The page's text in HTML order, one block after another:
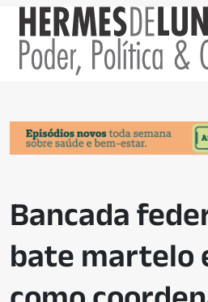
Bancada
bate martelo